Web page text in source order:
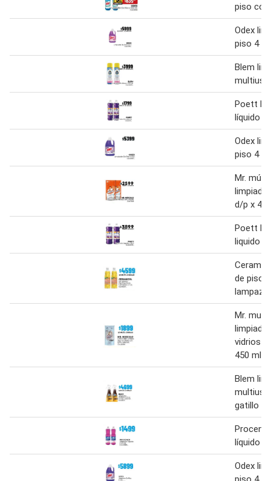
piso
Odex
piso 4 l
Blem
Poett
líquido
Odex
piso 4 l
Mr.
d/p x
Poett
liquido
de piso
lampazo
Mr.
vidrios
450 ml
Blem
gatillo
líquido
Odex